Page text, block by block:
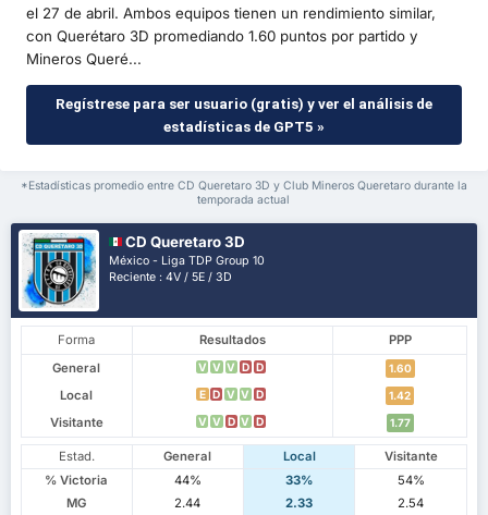
el 27 de abril. Ambos equipos tienen un rendimiento similar,
con Querétaro 3D promediando 1.60 puntos por partido y
Mineros Queré...
Regístrese para ser usuario (gratis) y ver el análisis de
estadísticas de GPT5 »
*Estadísticas promedio entre CD Queretaro 3D y Club Mineros Queretaro durante la
temporada actual
CD Queretaro 3D
México - Liga TDP Group 10
Reciente : 4V / 5E / 3D
Forma Resultados
PPP
General
V V V D D 1.60
Local E D V V D 1.42
Visitante V V D V D 1.77
Estad. General Local
Visitante
% Victoria
44% 33%
54%
MG
2.44 2.33
2.54